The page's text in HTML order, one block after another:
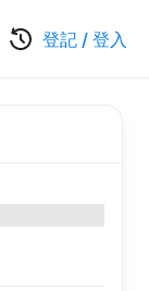
登記 / 登入